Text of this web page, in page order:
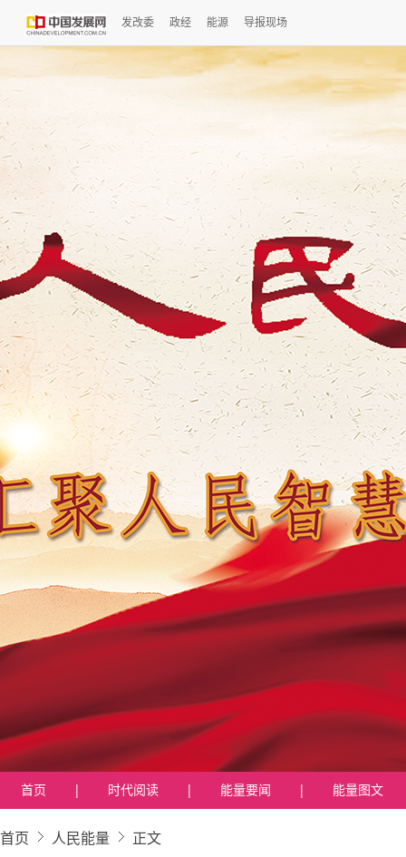
发改委 政经 能源 导报现场
首页 | 时代阅读 | 能量要闻 | 能量图文
首页 人民能量 正文